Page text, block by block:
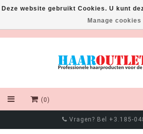
(0)
Vragen? Bel +3.185-
Deze website gebruikt Cookies. U kunt
Manage cookies